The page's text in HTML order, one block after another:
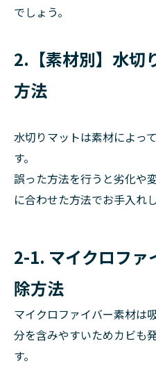
でしょう。
2.【素材別】水切
方法
水切りマットは素材によっ
す。
誤った方法を行うと劣化や
に合わせた方法でお手入れ
2-1. マイクロファ
除方法
マイクロファイバー素材は
分を含みやすいためカビも
す。